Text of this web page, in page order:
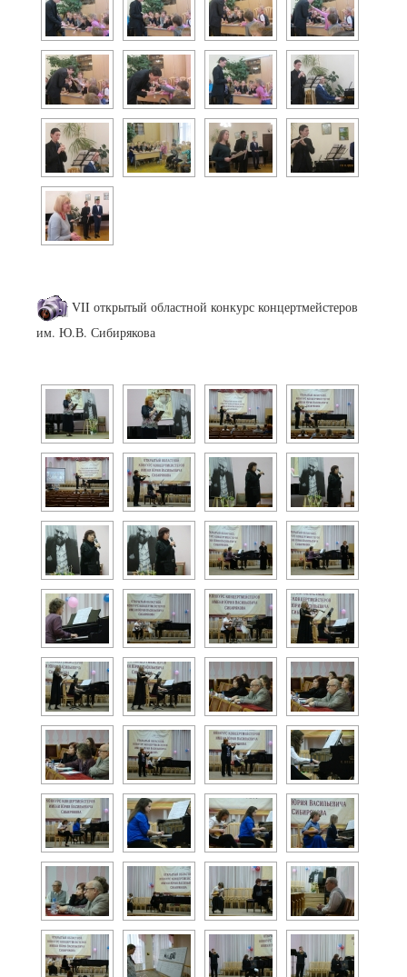
VII открытый областной конкурс концертмейстеров
им. Ю.В. Сибирякова